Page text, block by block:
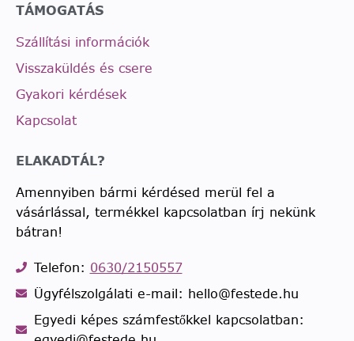
TÁMOGATÁS
Szállítási információk
Visszaküldés és csere
Gyakori kérdések
Kapcsolat
ELAKADTÁL?
Amennyiben bármi kérdésed merül fel a
vásárlással, termékkel kapcsolatban írj nekünk
bátran!
Telefon: 0630/2150557
Ügyfélszolgálati e-mail: hello@festede.hu
Egyedi képes számfestőkkel kapcsolatban: